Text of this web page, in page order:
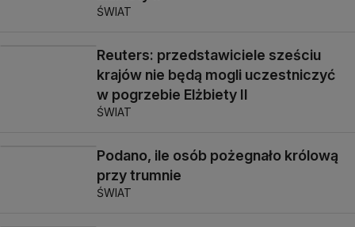
ŚWIAT
Reuters: przedstawiciele sześciu
krajów nie będą mogli uczestniczyć
w pogrzebie Elżbiety II
ŚWIAT
Podano, ile osób pożegnało królową
przy trumnie
ŚWIAT